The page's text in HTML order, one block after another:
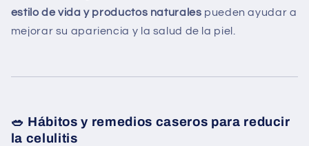
estilo de vida y productos naturales pueden ayudar a
mejorar su apariencia y la salud de la piel.
🥗 Hábitos y remedios caseros para reducir
la celulitis